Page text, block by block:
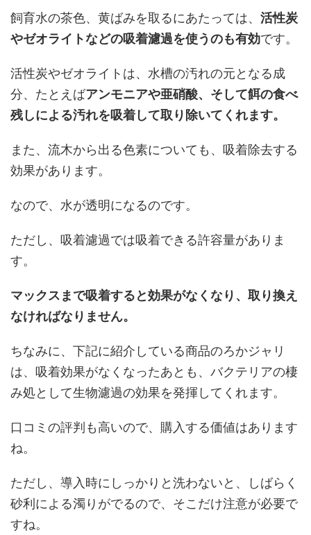
飼育水の茶色、黄ばみを取るにあたっては、 活性炭
やゼオライトなどの吸着濾過を使うのも有効です。
活性炭やゼオライトは、水槽の汚れの元となる成
分、たとえばアンモニアや亜硝酸、そして餌の食べ
残しによる汚れを吸着して取り除いてくれます。
また、流木から出る色素についても、吸着除去する
効果があります。
なので、水が透明になるのです。
ただし、吸着濾過では吸着できる許容量がありま
す。
マックスまで吸着すると効果がなくなり、取り換え
なければなりません。
ちなみに、下記に紹介している商品のろかジャリ
は、吸着効果がなくなったあとも、バクテリアの棲
み処として生物濾過の効果を発揮してくれます。
口コミの評判も高いので、購入する価値はあります
ね。
ただし、導入時にしっかりと洗わないと、しばらく
砂利による濁りがでるので、そこだけ注意が必要で
すね。